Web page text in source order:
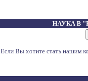
НАУКА В
Если Вы хотите стать нашим